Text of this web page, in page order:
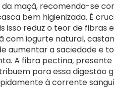
maçã, recomenda-se
bem higienizada. É
isso reduz o teor de fibras
com iogurte natural,
aumentar a saciedade e
A fibra pectina, presente
para essa digestão
à corrente